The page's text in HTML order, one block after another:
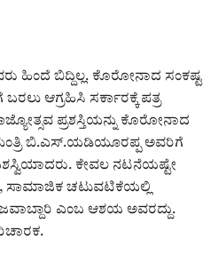
ಹಿಂದೆ ಬಿದ್ದಿಲ್ಲ. ಕೊರೋನಾದ ಸಂಕಷ್ಟ
ಆಗ್ರಹಿಸಿ ಸರ್ಕಾರಕ್ಕೆ ಪತ್ರ
ಪ್ರಶಸ್ತಿಯನ್ನು ಕೊರೋನಾದ
ಬಿ.ಎಸ್.ಯಡಿಯೂರಪ್ಪ ಅವರಿಗೆ
ಕೇವಲ ನಟನೆಯಷ್ಟೇ
ಸಾಮಾಜಿಕ ಚಟುವಟಿಕೆಯಲ್ಲಿ
ಜವಾಬ್ದಾರಿ ಎಂಬ ಆಶಯ ಅವರದ್ದು.